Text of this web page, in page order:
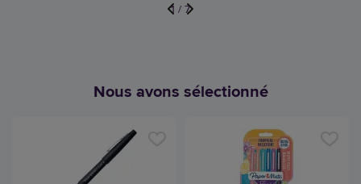
1 / 7
Nous avons sélectionné